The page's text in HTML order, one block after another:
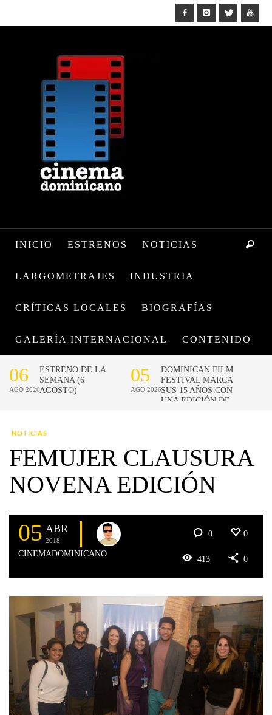
INICIO ESTRENOS NOTICIAS
LARGOMETRAJES INDUSTRIA
CRÍTICAS LOCALES BIOGRAFÍAS
GALERÍA INTERNACIONAL CONTENIDO
NOTICIAS
FEMUJER CLAUSURA
NOVENA EDICIÓN
05 ABR
2018
CINEMADOMINICANO
0 0
413 0